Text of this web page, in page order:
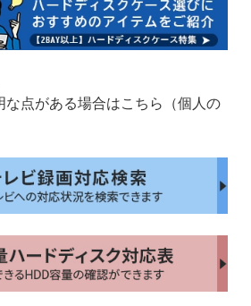
な点がある場合はこちら（個人の